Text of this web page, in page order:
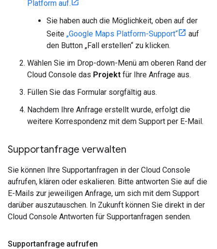
Platform auf.
Sie haben auch die Möglichkeit, oben auf der
Seite „Google Maps Platform-Support“
auf
den Button „Fall erstellen“ zu klicken.
Wählen Sie im Drop-down-Menü am oberen Rand der
Cloud Console das Projekt für Ihre Anfrage aus.
Füllen Sie das Formular sorgfältig aus.
Nachdem Ihre Anfrage erstellt wurde, erfolgt die
weitere Korrespondenz mit dem Support per E-Mail.
Supportanfrage verwalten
Sie können Ihre Supportanfragen in der Cloud Console
aufrufen, klären oder eskalieren. Bitte antworten Sie auf die
E-Mails zur jeweiligen Anfrage, um sich mit dem Support
darüber auszutauschen. In Zukunft können Sie direkt in der
Cloud Console Antworten für Supportanfragen senden.
Supportanfrage aufrufen